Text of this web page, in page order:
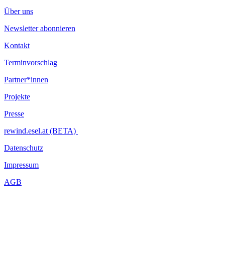
Über uns
Newsletter abonnieren
Kontakt
Terminvorschlag
Partner*innen
Projekte
Presse
rewind.esel.at (BETA)
Datenschutz
Impressum
AGB